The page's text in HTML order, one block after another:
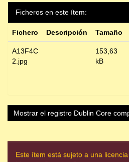
Ficheros en este ítem:
Fichero Descripción Tamaño
A13F4C
2.jpg
153,63
kB
Mostrar el registro Dublin Core
Este ítem está sujeto a una